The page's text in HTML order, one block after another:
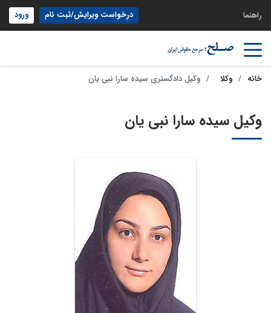
راهنما درخواست ویرایش/ثبت نام ورود
خانه وکلا وکیل دادگستری سیده سارا نبی یان
وکیل سیده سارا نبی یان